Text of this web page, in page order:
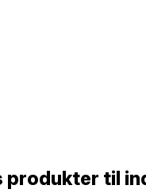
produkter til